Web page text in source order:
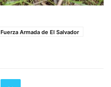
Fuerza Armada de El Salvador